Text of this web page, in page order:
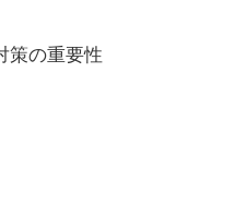
策の重要性